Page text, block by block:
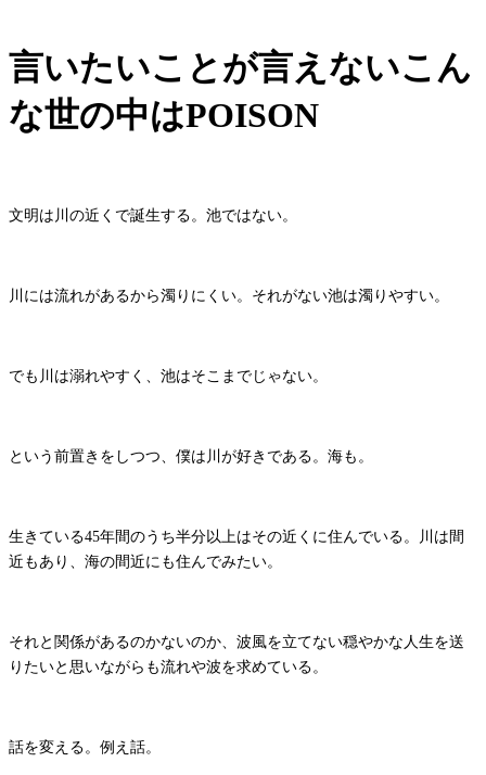
言いたいことが言えないこん
な世の中はPOISON
文明は川の近くで誕生する。池ではない。
川には流れがあるから濁りにくい。それがない池は濁りやすい。
でも川は溺れやすく、池はそこまでじゃない。
という前置きをしつつ、僕は川が好きである。海も。
生きている45年間のうち半分以上はその近くに住んでいる。川は間
近もあり、海の間近にも住んでみたい。
それと関係があるのかないのか、波風を立てない穏やかな人生を送
りたいと思いながらも流れや波を求めている。
話を変える。例え話。